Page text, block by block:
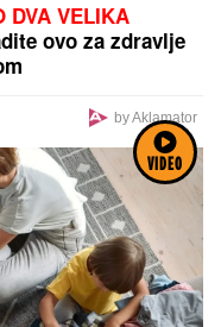
VIDEO
DVA VELIKA
ovo za zdravlje
by Aklamator